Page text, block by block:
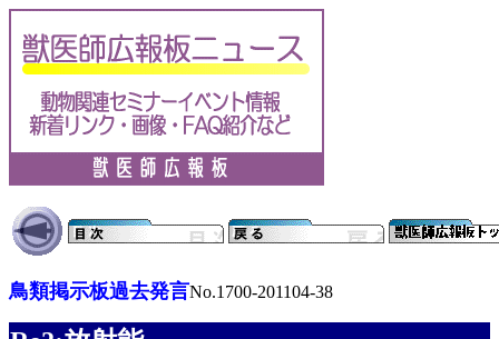
鳥類掲示板過去発言No.1700-201104-38